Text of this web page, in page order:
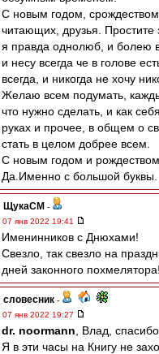
С новым годом,
читающих, друзья. Простите
я правда однолюб, и болею
и несу всегда че в голове
всегда, и никогда не хочу
Желаю всем подумать,
что нужно сделать, и как
руках и прочее, в общем о
стать в целом добрее всем.
С новым годом и
Да.Именно с большой буквы.
ЩукаСМ -
07 янв 2022 19:41
Именинников с Днюхами!
Свезло, так свезло на
дней законного
словесник -
07 янв 2022 19:27
dr. noormann , Влад,
Я в эти часы на Книгу не